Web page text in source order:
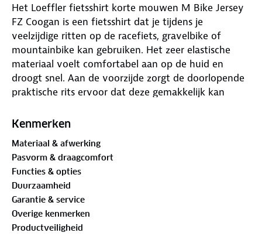
Het Loeffler fietsshirt korte mouwen M Bike Jersey
FZ Coogan is een fietsshirt dat je tijdens je
veelzijdige ritten op de racefiets, gravelbike of
mountainbike kan gebruiken. Het zeer elastische
materiaal voelt comfortabel aan op de huid en
droogt snel. Aan de voorzijde zorgt de doorlopende
praktische rits ervoor dat deze gemakkelijk kan
ventilatie nodig hebt. Het fietsshirt is uitgevoerd in
lichaam en daarmee voldoende bewegingsvrijheid
biedt.
Onderstaand de kenmerken van de M Bike Jersey
FZ Coogan Mid:
88% Polyester, 12% Elastan
Kenmerken
Materiaal & afwerking
Pasvorm & draagcomfort
Functies & opties
Duurzaamheid
Garantie & service
Overige kenmerken
Productveiligheid